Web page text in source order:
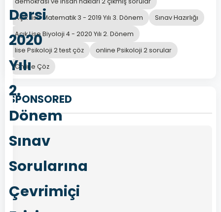
Dersi
2020
Yılı
2.
Dönem
Sınav
Sorularına
Çevrimiçi
Açık Lise Matematik 3 - 2019 Yılı 3. Dönem
Sınav Hazırlığı
Açık Lise Biyoloji 4 - 2020 Yılı 2. Dönem
lise Psikoloji 2 test çöz
online Psikoloji 2 sorular
Online Çöz
SPONSORED